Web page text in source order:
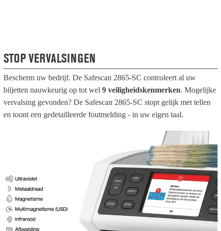
STOP VERVALSINGEN
Bescherm uw bedrijf. De Safescan 2865-SC controleert al uw
biljetten nauwkeurig op tot wel 9 veiligheidskenmerken. Mogelijke
vervalsing gevonden? De Safescan 2865-SC stopt gelijk met tellen
en toont een gedetailleerde foutmelding - in uw eigen taal.